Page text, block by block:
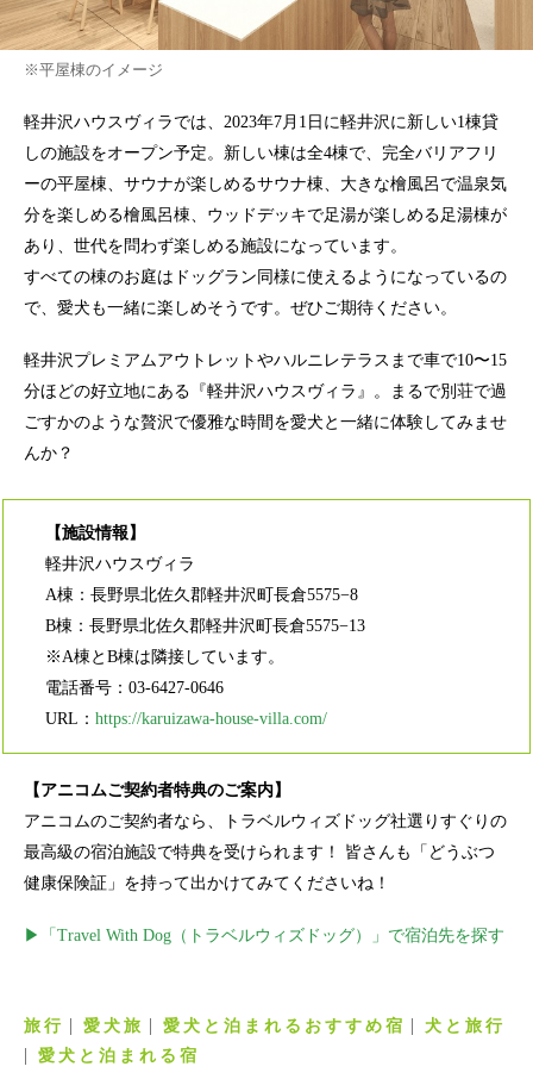
※平屋棟のイメージ
軽井沢ハウスヴィラでは、2023年7月1日に軽井沢に新しい1棟貸
しの施設をオープン予定。新しい棟は全4棟で、完全バリアフリ
ーの平屋棟、サウナが楽しめるサウナ棟、大きな檜風呂で温泉気
分を楽しめる檜風呂棟、ウッドデッキで足湯が楽しめる足湯棟が
あり、世代を問わず楽しめる施設になっています。
すべての棟のお庭はドッグラン同様に使えるようになっているの
で、愛犬も一緒に楽しめそうです。ぜひご期待ください。
軽井沢プレミアムアウトレットやハルニレテラスまで車で10〜15
分ほどの好立地にある『軽井沢ハウスヴィラ』。まるで別荘で過
ごすかのような贅沢で優雅な時間を愛犬と一緒に体験してみませ
んか？
【施設情報】
軽井沢ハウスヴィラ
A棟：長野県北佐久郡軽井沢町長倉5575−8
B棟：長野県北佐久郡軽井沢町長倉5575−13
※A棟とB棟は隣接しています。
電話番号：03-6427-0646
URL： https://karuizawa-house-villa.com/
【アニコムご契約者特典のご案内】
アニコムのご契約者なら、トラベルウィズドッグ社選りすぐりの
最高級の宿泊施設で特典を受けられます！ 皆さんも「どうぶつ
健康保険証」を持って出かけてみてくださいね！
▶「Travel With Dog（トラベルウィズドッグ）」で宿泊先を探す
旅行 愛犬旅 愛犬と泊まれるおすすめ宿
犬と旅行
愛犬と泊まれる宿